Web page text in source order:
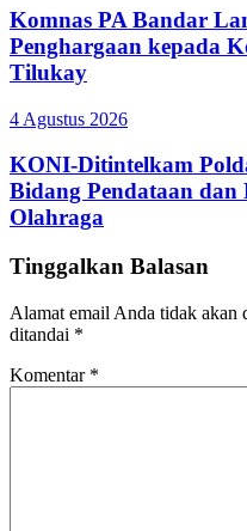
Komnas PA Bandar
Penghargaan kepada
Tilukay
4 Agustus 2026
KONI-Ditintelkam
Bidang Pendataan dan
Olahraga
Tinggalkan Balasan
Alamat email Anda tidak akan
ditandai *
Komentar *